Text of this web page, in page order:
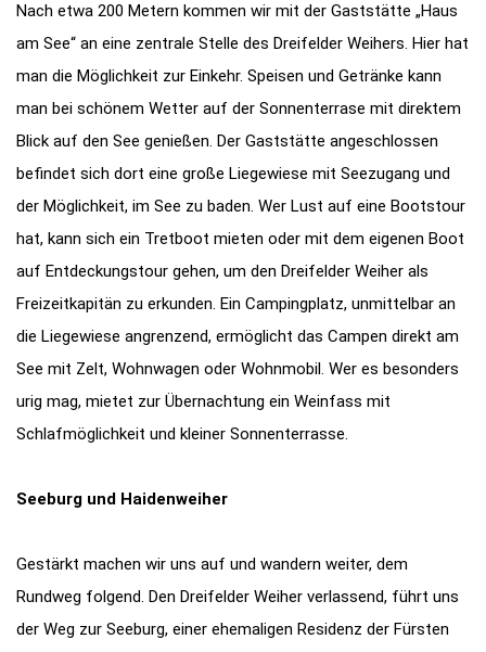
Nach etwa 200 Metern kommen wir mit der Gaststätte „Haus
am See“ an eine zentrale Stelle des Dreifelder Weihers. Hier hat
man die Möglichkeit zur Einkehr. Speisen und Getränke kann
man bei schönem Wetter auf der Sonnenterrase mit direktem
Blick auf den See genießen. Der Gaststätte angeschlossen
befindet sich dort eine große Liegewiese mit Seezugang und
der Möglichkeit, im See zu baden. Wer Lust auf eine Bootstour
hat, kann sich ein Tretboot mieten oder mit dem eigenen Boot
auf Entdeckungstour gehen, um den Dreifelder Weiher als
Freizeitkapitän zu erkunden. Ein Campingplatz, unmittelbar an
die Liegewiese angrenzend, ermöglicht das Campen direkt am
See mit Zelt, Wohnwagen oder Wohnmobil. Wer es besonders
urig mag, mietet zur Übernachtung ein Weinfass mit
Schlafmöglichkeit und kleiner Sonnenterrasse.
Seeburg und Haidenweiher
Gestärkt machen wir uns auf und wandern weiter, dem
Rundweg folgend. Den Dreifelder Weiher verlassend, führt uns
der Weg zur Seeburg, einer ehemaligen Residenz der Fürsten